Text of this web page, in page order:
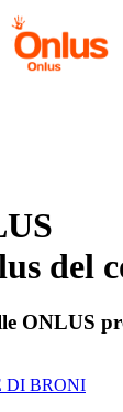
del
ONLUS
DI BRONI